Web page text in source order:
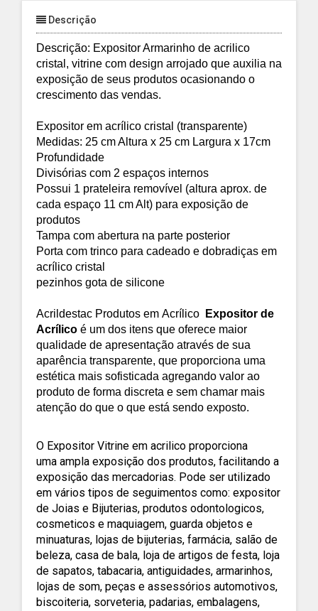
Descrição
Descrição: Expositor Armarinho de acrilico
cristal, vitrine com design arrojado que auxilia na
exposição de seus produtos ocasionando o
crescimento das vendas.
Expositor em acrílico cristal (transparente)
Medidas: 25 cm Altura x 25 cm Largura x 17cm
Profundidade
Divisórias com 2 espaços internos
Possui 1 prateleira removível (altura aprox. de
cada espaço 11 cm Alt) para exposição de
produtos
Tampa com abertura na parte posterior
Porta com trinco para cadeado e dobradiças em
acrílico cristal
pezinhos gota de silicone
Acrildestac Produtos em Acrílico
Expositor de
Acrílico é um dos itens que oferece maior
qualidade de apresentação através de sua
aparência transparente, que proporciona uma
estética mais sofisticada agregando valor ao
produto de forma discreta e sem chamar mais
atenção do que o que está sendo exposto.
O Expositor Vitrine em acrilico proporciona
uma ampla exposição dos produtos, facilitando a
exposição das mercadorias. Pode ser utilizado
em vários tipos de seguimentos como: expositor
de Joias e Bijuterias, produtos odontologicos,
cosmeticos e maquiagem, guarda objetos e
minuaturas, lojas de bijuterias, farmácia, salão de
beleza, casa de bala, loja de artigos de festa, loja
de sapatos, tabacaria, antiguidades, armarinhos,
lojas de som, peças e assessórios automotivos,
biscoiteria, sorveteria, padarias, embalagens,